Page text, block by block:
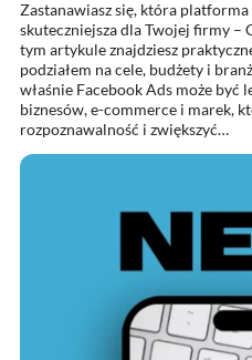
Zastanawiasz się, która
skuteczniejsza dla Twojej firmy –
tym artykule znajdziesz
podziałem na cele, budżety i
właśnie Facebook Ads może być
biznesów, e-commerce i marek,
rozpoznawalność i zwiększyć…